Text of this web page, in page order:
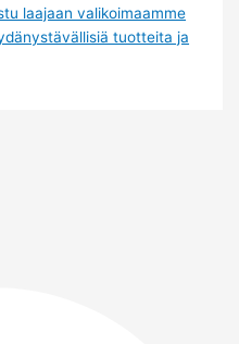
laajaan valikoimaamme
tuotteita ja